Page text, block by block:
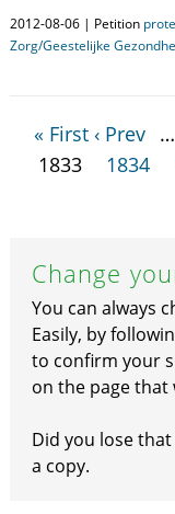
2012-08-06 | Petition
Zorg/Geestelijke
« First ‹ Prev …
1833
1834
Change
You can always
Easily, by
to confirm your
on the page that
Did you lose that
a copy.